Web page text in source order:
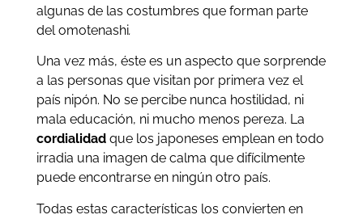
algunas de las costumbres que forman parte
del omotenashi.
Una vez más, éste es un aspecto que sorprende
a las personas que visitan por primera vez el
país nipón. No se percibe nunca hostilidad, ni
mala educación, ni mucho menos pereza. La
cordialidadque los japoneses emplean en todo
irradia una imagen de calma que difícilmente
puede encontrarse en ningún otro país.
Todas estas características los convierten en